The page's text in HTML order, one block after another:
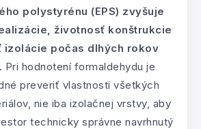
polystyrénu (EPS) zvyšuje
životnosť konštrukcie
izolácie počas dlhých rokov
Pri hodnotení formaldehydu je
preveriť vlastnosti všetkých
nie iba izolačnej vrstvy, aby
technicky správne navrhnutý